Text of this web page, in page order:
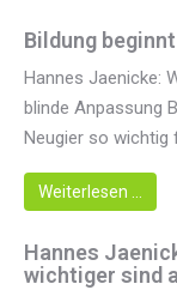
Bildung
Hannes Jaenicke:
blinde Anpassung
Neugier so wichtig
Weiterlesen …
Hannes
wichtiger sind